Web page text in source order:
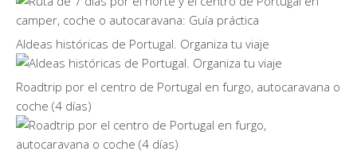
Aldeas históricas de Portugal. Organiza tu viaje
Roadtrip por el centro de Portugal en furgo, autocaravana o
coche (4 días)